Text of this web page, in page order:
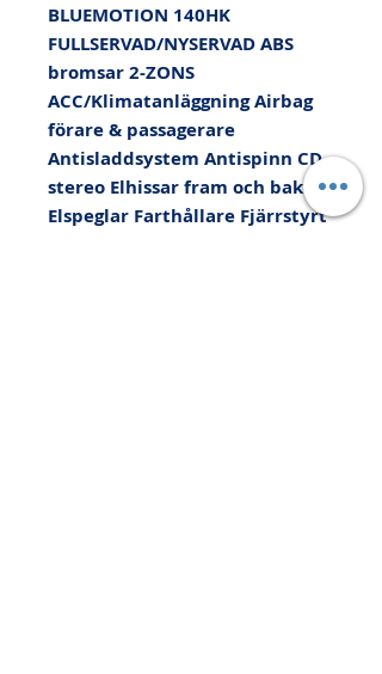
BLUEMOTION 140HK
FULLSERVAD/NYSERVAD ABS
bromsar 2-ZONS
ACC/Klimatanläggning Airbag
förare & passagerare
Antisladdsystem Antispinn CD-
stereo Elhissar fram och bak
Elspeglar Farthållare Fjärrstyrt